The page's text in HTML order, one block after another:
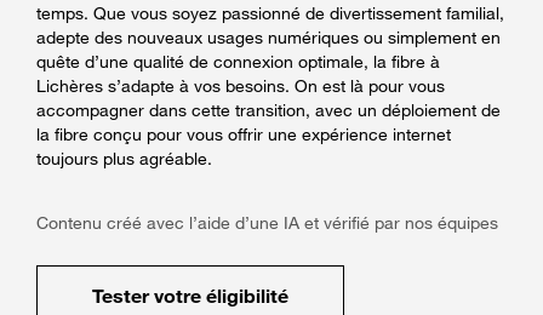
temps. Que vous soyez passionné de divertissement familial,
adepte des nouveaux usages numériques ou simplement en
quête d’une qualité de connexion optimale, la fibre à
Lichères s’adapte à vos besoins. On est là pour vous
accompagner dans cette transition, avec un déploiement de
la fibre conçu pour vous offrir une expérience internet
toujours plus agréable.
Contenu créé avec l’aide d’une IA et vérifié par nos équipes
Tester votre éligibilité